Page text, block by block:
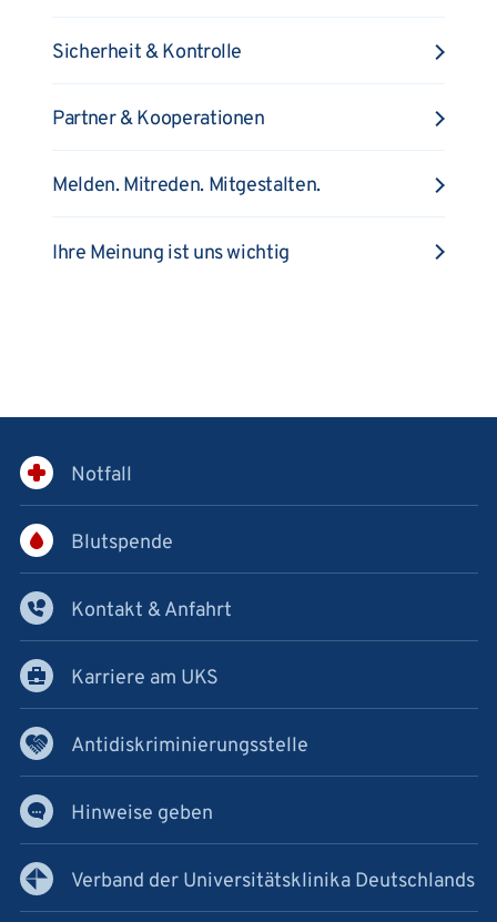
Sicherheit & Kontrolle
Partner & Kooperationen
Melden. Mitreden. Mitgestalten.
Ihre Meinung ist uns wichtig
Notfall
Blutspende
Kontakt & Anfahrt
Karriere am UKS
Antidiskriminierungsstelle
Hinweise geben
Verband der Universitätsklinika Deutschlands